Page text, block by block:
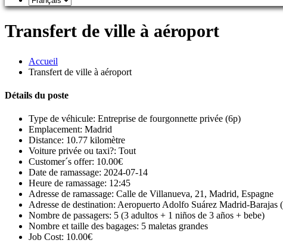
Transfert de ville à aéroport
Accueil
Transfert de ville à aéroport
Détails du poste
Type de véhicule: Entreprise de fourgonnette privée (6p)
Emplacement: Madrid
Distance: 10.77 kilomètre
Voiture privée ou taxi?: Tout
Customer´s offer: 10.00€
Date de ramassage: 2024-07-14
Heure de ramassage: 12:45
Adresse de ramassage: Calle de Villanueva, 21, Madrid, Espagne
Adresse de destination: Aeropuerto Adolfo Suárez Madrid-
Nombre de passagers: 5 (3 adultos + 1 niños de 3 años + bebe)
Nombre et taille des bagages: 5 maletas grandes
Job Cost: 10.00€